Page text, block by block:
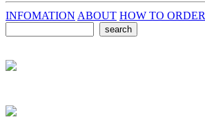
INFOMATION ABOUT HOW TO ORDER